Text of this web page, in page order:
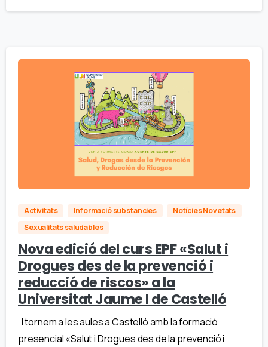
Activitats Informació substancies
Notícies Novetats
Sexualitats saludables
Nova edició del curs EPF «Salut i
Drogues des de la prevenció i
reducció de riscos» a la
Universitat Jaume I de Castelló
I tornem a les aules a Castelló amb la formació
presencial «Salut i Drogues des de la prevenció i